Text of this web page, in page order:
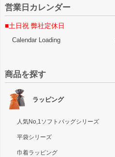
営業日カレンダー
■土日祝 弊社定休日
Calendar Loading
商品を探す
ラッピング
人気No,1ソフトバッグシリーズ
平袋シリーズ
巾着ラッピング